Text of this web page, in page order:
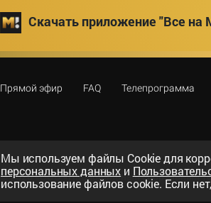
Скачать приложение "Все на
Прямой эфир FAQ Телепрограмма
©2026«ООО «Национальный спортивный
Мы используем файлы Сookie для
персональных данных и
использование файлов cookie. Если